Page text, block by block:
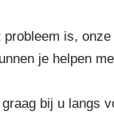
is,
je helpen
bij u langs